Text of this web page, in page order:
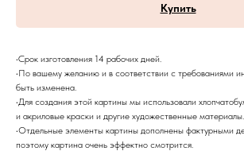
Купить
•Срок изготовления 14 рабочих дней.
•По вашему желанию и в соответствии с требованиями
быть изменена.
•Для создания этой картины мы использовали
и акриловые краски и другие художественные материалы.
•Отдельные элементы картины дополнены фактурными
поэтому картина очень эффектно смотрится.